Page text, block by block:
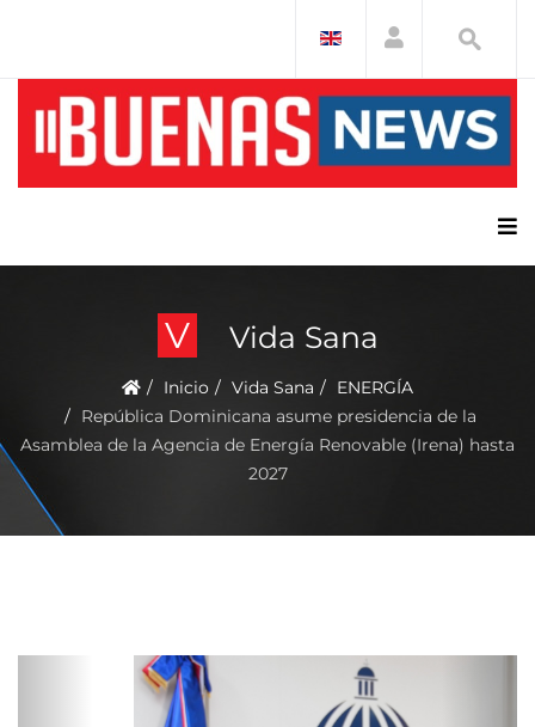
V Vida Sana
Inicio Vida Sana
ENERGÍA
República Dominicana asume presidencia de la
Asamblea de la Agencia de Energía Renovable (Irena) hasta
2027